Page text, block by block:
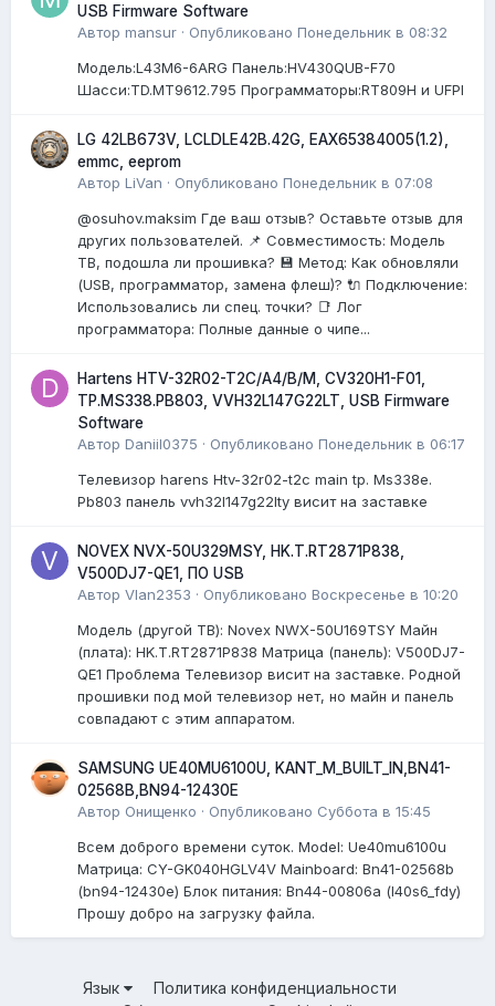
USB Firmware Software
Автор mansur · Опубликовано Понедельник в 08:32
Модель:L43M6-6ARG Панель:HV430QUB-F70
Шасси:TD.MT9612.795 Программаторы:RT809H и UFPI
LG 42LB673V, LCLDLE42B.42G, EAX65384005(1.2),
emmc, eeprom
Автор LiVan · Опубликовано Понедельник в 07:08
@osuhov.maksim Где ваш отзыв? Оставьте отзыв для
других пользователей. 📌 Совместимость: Модель
ТВ, подошла ли прошивка? 💾 Метод: Как обновляли
(USB, программатор, замена флеш)? 🔌 Подключение:
Использовались ли спец. точки? 📑 Лог
программатора: Полные данные о чипе...
Hartens HTV-32R02-T2C/A4/B/M, CV320H1-F01,
TP.MS338.PB803, VVH32L147G22LT, USB Firmware
Software
Автор Daniil0375 · Опубликовано Понедельник в 06:17
Телевизор harens Htv-32r02-t2c main tp. Ms338e.
Pb803 панель vvh32l147g22lty висит на заставке
NOVEX NVX-50U329MSY, HK.T.RT2871P838,
V500DJ7-QE1, ПО USB
Автор Vlan2353 · Опубликовано Воскресенье в 10:20
Модель (другой ТВ): Novex NWX-50U169TSY Майн
(плата): HK.T.RT2871P838 Матрица (панель): V500DJ7-
QE1 Проблема Телевизор висит на заставке. Родной
прошивки под мой телевизор нет, но майн и панель
совпадают с этим аппаратом.
SAMSUNG UE40MU6100U, KANT_M_BUILT_IN,BN41-
02568B,BN94-12430E
Автор Онищенко · Опубликовано Суббота в 15:45
Всем доброго времени суток. Model: Ue40mu6100u
Матрица: CY-GK040HGLV4V Mainboard: Bn41-02568b
(bn94-12430e) Блок питания: Bn44-00806a (l40s6_fdy)
Прошу добро на загрузку файла.
Язык
Политика конфиденциальности